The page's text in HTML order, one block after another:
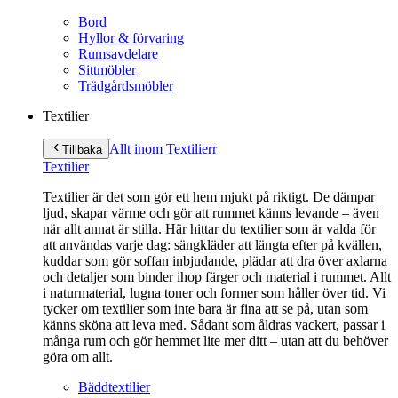
Bord
Hyllor & förvaring
Rumsavdelare
Sittmöbler
Trädgårdsmöbler
Textilier
Tillbaka Allt inom Textilierr
Textilier
Textilier är det som gör ett hem mjukt på riktigt. De dämpar
ljud, skapar värme och gör att rummet känns levande – även
när allt annat är stilla. Här hittar du textilier som är valda för
att användas varje dag: sängkläder att längta efter på kvällen,
kuddar som gör soffan inbjudande, plädar att dra över axlarna
och detaljer som binder ihop färger och material i rummet. Allt
i naturmaterial, lugna toner och former som håller över tid. Vi
tycker om textilier som inte bara är fina att se på, utan som
känns sköna att leva med. Sådant som åldras vackert, passar i
många rum och gör hemmet lite mer ditt – utan att du behöver
göra om allt.
Bäddtextilier